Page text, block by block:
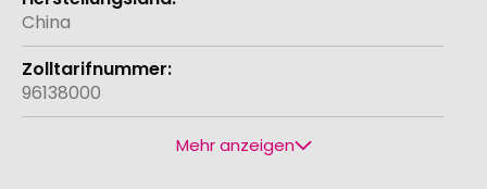
China
96138000
Mehr anzeigen